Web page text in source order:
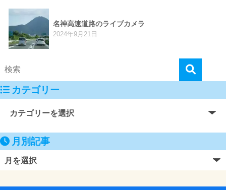
名神高速道路のライブカメラ
2024年9月21日
カテゴリー
月別記事